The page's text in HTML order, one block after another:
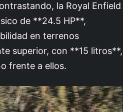
la Royal Enfield
de **24.5 HP**,
en terrenos
superior, con **15 litros**,
frente a ellos.